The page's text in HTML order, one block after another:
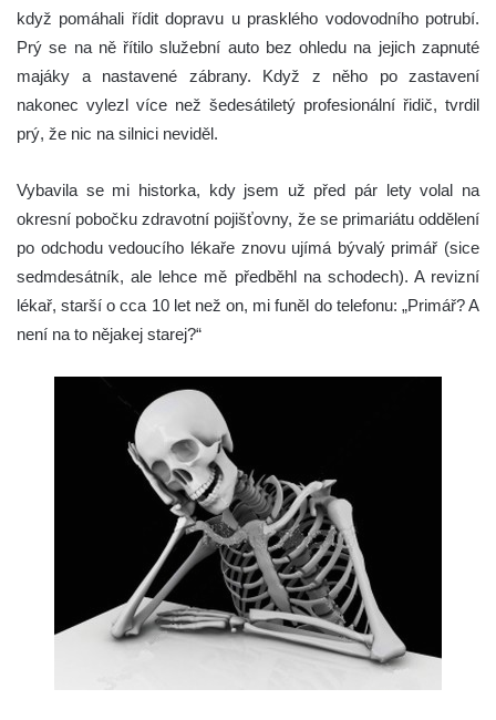
když pomáhali řídit dopravu u prasklého vodovodního potrubí.
Prý se na ně řítilo služební auto bez ohledu na jejich zapnuté
majáky a nastavené zábrany. Když z něho po zastavení
nakonec vylezl více než šedesátiletý profesionální řidič, tvrdil
prý, že nic na silnici neviděl.
Vybavila se mi historka, kdy jsem už před pár lety volal na
okresní pobočku zdravotní pojišťovny, že se primariátu oddělení
po odchodu vedoucího lékaře znovu ujímá bývalý primář (sice
sedmdesátník, ale lehce mě předběhl na schodech). A revizní
lékař, starší o cca 10 let než on, mi funěl do telefonu: „Primář? A
není na to nějakej starej?“